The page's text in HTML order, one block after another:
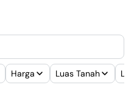
Harga Luas Tanah